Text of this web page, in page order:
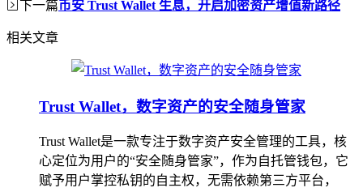
下一篇币安 Trust Wallet 生息，开启加密资产增值新路径
相关文章
Trust Wallet，数字资产的安全随身管家
Trust Wallet是一款专注于数字资产安全管理的工具，核
心定位为用户的“安全随身管家”，作为自托管钱包，它
赋予用户掌控私钥的自主权，无需依赖第三方平台，